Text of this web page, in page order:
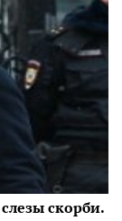
скорби.